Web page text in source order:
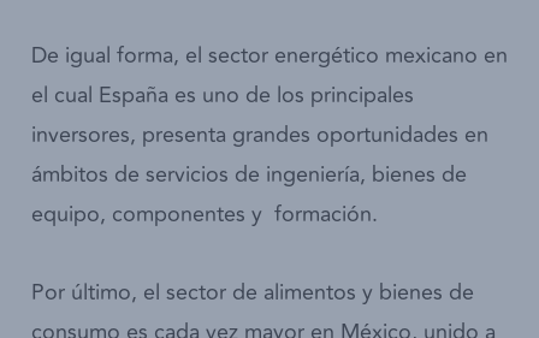
De igual forma, el sector energético mexicano en
el cual España es uno de los principales
inversores, presenta grandes oportunidades en
ámbitos de servicios de ingeniería, bienes de
equipo, componentes y formación.
Por último, el sector de alimentos y bienes de